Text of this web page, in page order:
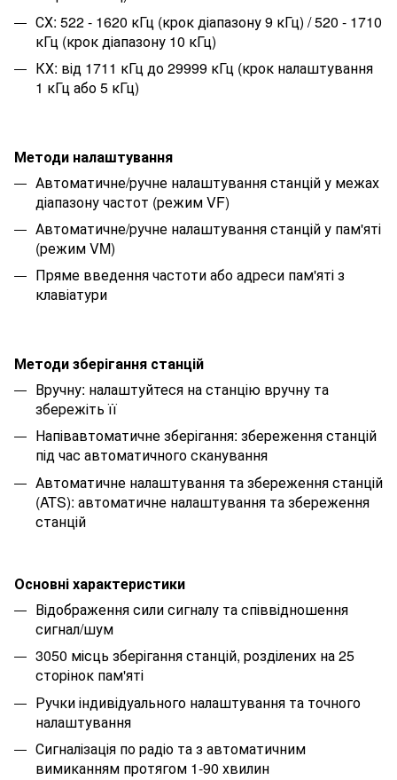
СХ: 522 - 1620 кГц (крок діапазону 9 кГц) / 520 - 1710
кГц (крок діапазону 10 кГц)
КХ: від 1711 кГц до 29999 кГц (крок налаштування
1 кГц або 5 кГц)
Методи налаштування
Автоматичне/ручне налаштування станцій у межах
діапазону частот (режим VF)
Автоматичне/ручне налаштування станцій у пам'яті
(режим VM)
Пряме введення частоти або адреси пам'яті з
клавіатури
Методи зберігання станцій
Вручну: налаштуйтеся на станцію вручну та
збережіть її
Напівавтоматичне зберігання: збереження станцій
під час автоматичного сканування
Автоматичне налаштування та збереження станцій
(ATS): автоматичне налаштування та збереження
станцій
Основні характеристики
Відображення сили сигналу та співвідношення
сигнал/шум
3050 місць зберігання станцій, розділених на 25
сторінок пам'яті
Ручки індивідуального налаштування та точного
налаштування
Сигналізація по радіо та з автоматичним
вимиканням протягом 1-90 хвилин